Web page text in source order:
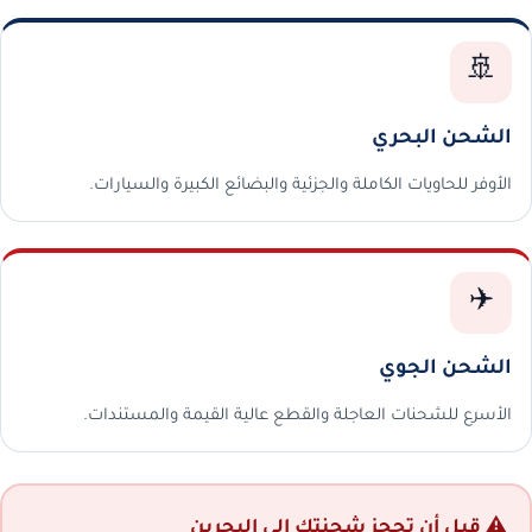
🚢
الشحن البحري
الأوفر للحاويات الكاملة والجزئية والبضائع الكبيرة والسيارات.
✈️
الشحن الجوي
الأسرع للشحنات العاجلة والقطع عالية القيمة والمستندات.